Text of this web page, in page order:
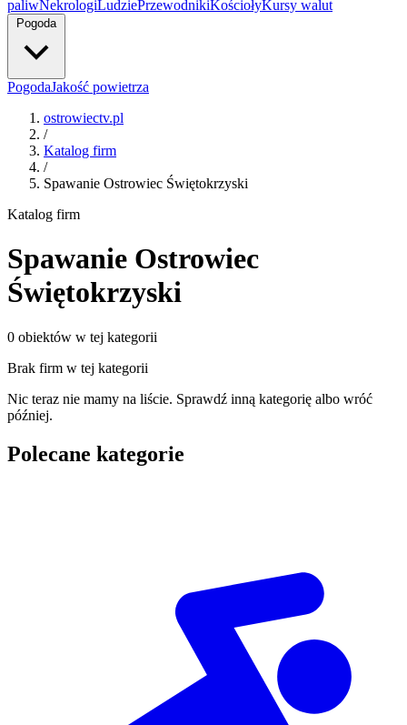
paliwNekrologiLudziePrzewodnikiKościołyKursy walut
Pogoda
PogodaJakość powietrza
ostrowiectv.pl
/
Katalog firm
/
Spawanie Ostrowiec Świętokrzyski
Katalog firm
Spawanie Ostrowiec
Świętokrzyski
0 obiektów w tej kategorii
Brak firm w tej kategorii
Nic teraz nie mamy na liście. Sprawdź inną kategorię albo wróć
później.
Polecane kategorie